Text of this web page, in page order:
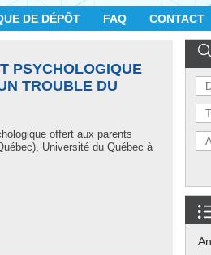
DE DÉPÔT FAQ CONTACT
PSYCHOLOGIQUE
TROUBLE DU
offert aux parents
Université du Québec à